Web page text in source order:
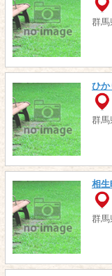
群馬
ひか
群馬
相生
群馬